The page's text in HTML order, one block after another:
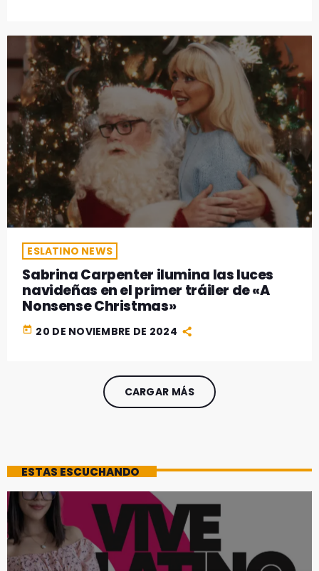
ESLATINO NEWS
Sabrina Carpenter ilumina las luces
navideñas en el primer tráiler de «A
Nonsense Christmas»
today 20 DE NOVIEMBRE DE 2024
CARGAR MÁS
ESTAS ESCUCHANDO